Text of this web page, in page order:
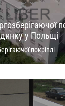
у Польщі
покрівлі